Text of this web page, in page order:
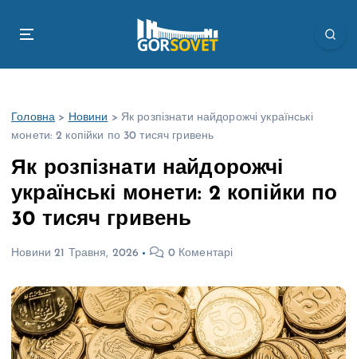
Головна > Новини > Як розпізнати найдорожчі українські
монети: 2 копійки по 30 тисяч гривень
Як розпізнати найдорожчі
українські монети: 2 копійки по
30 тисяч гривень
Новини 21 Травня, 2026 0 Коментарі